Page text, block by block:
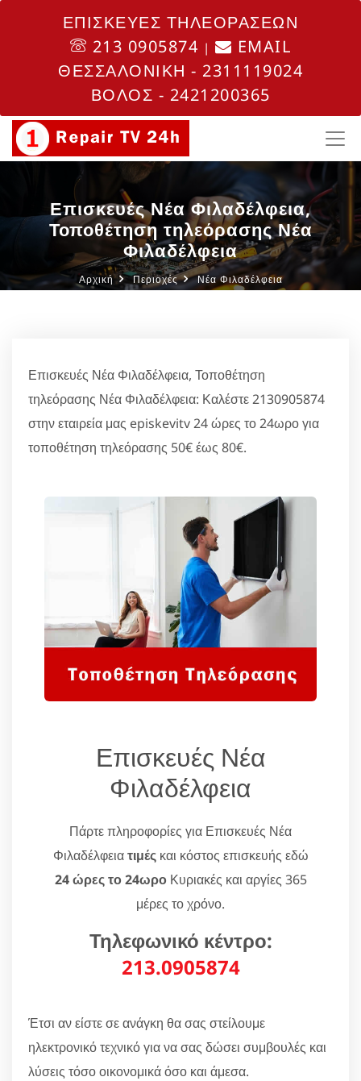
ΕΠΙΣΚΕΥΕΣ ΤΗΛΕΟΡΑΣΕΩΝ
213 0905874 |
EMAIL
ΘΕΣΣΑΛΟΝΙΚΗ - 2311119024
ΒΟΛΟΣ - 2421200365
Επισκευές Νέα Φιλαδέλφεια,
Τοποθέτηση τηλεόρασης Νέα
Φιλαδέλφεια
Αρχική Περιοχές Νέα Φιλαδέλφεια
Επισκευές Νέα Φιλαδέλφεια, Τοποθέτηση
τηλεόρασης Νέα Φιλαδέλφεια: Καλέστε 2130905874
στην εταιρεία μας episkevitv 24 ώρες το 24ωρο για
τοποθέτηση τηλεόρασης 50€ έως 80€.
Επισκευές Νέα
Φιλαδέλφεια
Πάρτε πληροφορίες για Επισκευές Νέα
Φιλαδέλφειατιμέςκαι κόστος επισκευής εδώ
24 ώρες το 24ωροΚυριακές και αργίες 365
μέρες το χρόνο.
Τηλεφωνικό κέντρο:
213.0905874
Έτσι αν είστε σε ανάγκη θα σας στείλουμε
ηλεκτρονικό τεχνικό για να σας δώσει συμβουλές και
λύσεις τόσο οικονομικά όσο και άμεσα.